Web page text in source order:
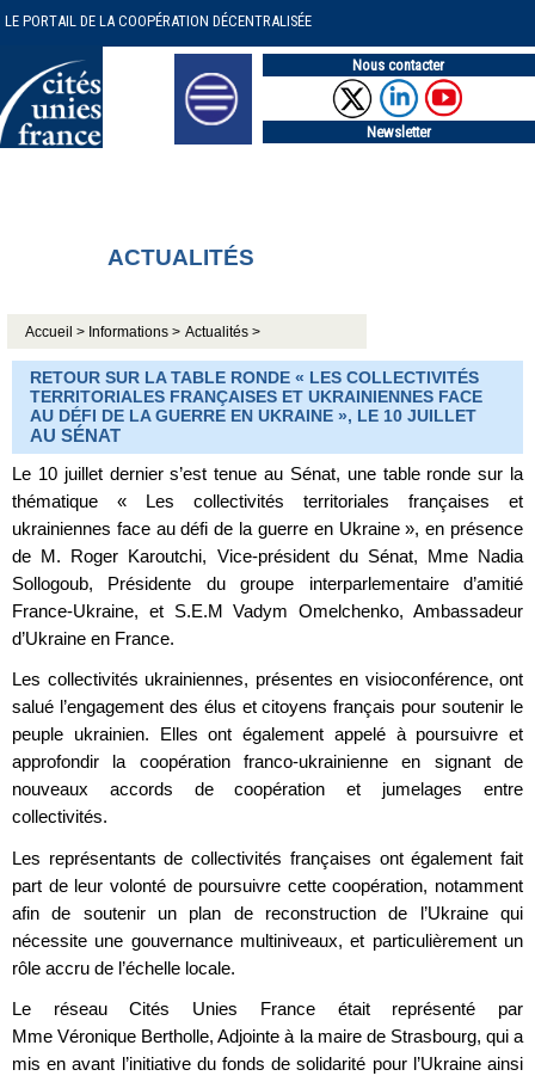
LE PORTAIL DE LA COOPÉRATION DÉCENTRALISÉE
Nous contacter
Newsletter
ACTUALITÉS
Accueil > Informations > Actualités >
RETOUR SUR LA TABLE RONDE « LES COLLECTIVITÉS
TERRITORIALES FRANÇAISES ET UKRAINIENNES FACE
AU DÉFI DE LA GUERRE EN UKRAINE », LE 10 JUILLET
AU SÉNAT
Le 10 juillet dernier s’est tenue au Sénat, une table ronde sur la
thématique « Les collectivités territoriales françaises et
ukrainiennes face au défi de la guerre en Ukraine », en présence
de M. Roger Karoutchi, Vice-président du Sénat, Mme Nadia
Sollogoub, Présidente du groupe interparlementaire d’amitié
France-Ukraine, et S.E.M Vadym Omelchenko, Ambassadeur
d’Ukraine en France.
Les collectivités ukrainiennes, présentes en visioconférence, ont
salué l’engagement des élus et citoyens français pour soutenir le
peuple ukrainien. Elles ont également appelé à poursuivre et
approfondir la coopération franco-ukrainienne en signant de
nouveaux accords de coopération et jumelages entre
collectivités.
Les représentants de collectivités françaises ont également fait
part de leur volonté de poursuivre cette coopération, notamment
afin de soutenir un plan de reconstruction de l’Ukraine qui
nécessite une gouvernance multiniveaux, et particulièrement un
rôle accru de l’échelle locale.
Le réseau Cités Unies France était représenté par
Mme Véronique Bertholle, Adjointe à la maire de Strasbourg, qui a
mis en avant l’initiative du fonds de solidarité pour l’Ukraine ainsi